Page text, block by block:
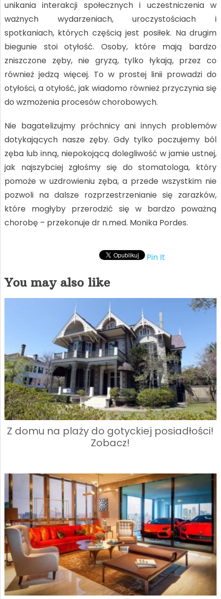
unikania interakcji społecznych i uczestniczenia w
ważnych wydarzeniach, uroczystościach i
spotkaniach, których częścią jest posiłek. Na drugim
biegunie stoi otyłość. Osoby, które mają bardzo
zniszczone zęby, nie gryzą, tylko łykają, przez co
również jedzą więcej. To w prostej linii prowadzi do
otyłości, a otyłość, jak wiadomo również przyczynia się
do wzmożenia procesów chorobowych.
Nie bagatelizujmy próchnicy ani innych problemów
dotykających nasze zęby. Gdy tylko poczujemy ból
zęba lub inną, niepokojącą dolegliwość w jamie ustnej,
jak najszybciej zgłośmy się do stomatologa, który
pomoże w uzdrowieniu zęba, a przede wszystkim nie
pozwoli na dalsze rozprzestrzenianie się zarazków,
które mogłyby przerodzić się w bardzo poważną
chorobę – przekonuje dr n.med. Monika Pordes.
Pin It
You may also like
Z domu na plaży do gotyckiej posiadłości!
Zobacz!